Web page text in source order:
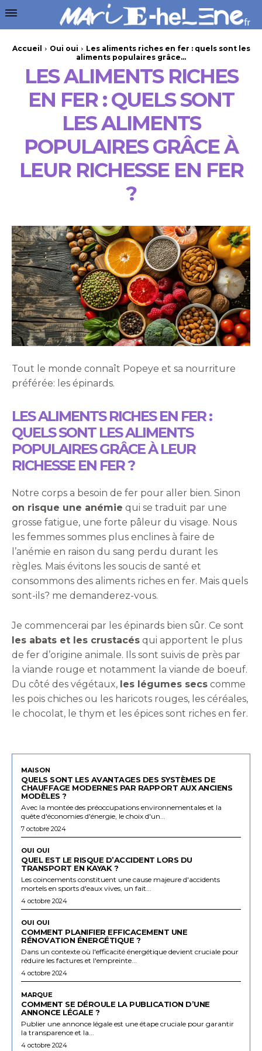
Accueil Oui oui
Les aliments riches en fer : quels sont les
aliments populaires grâce...
LES ALIMENTS RICHES
EN FER : QUELS SONT
LES ALIMENTS
POPULAIRES GRÂCE À
LEUR RICHESSE EN FER
?
Tout le monde connaît Popeye et sa nourriture
préférée: les épinards.
LES ALIMENTS RICHES EN FER :
QUELS SONT LES ALIMENTS
POPULAIRES GRÂCE À LEUR
RICHESSE EN FER ?
Notre corps a besoin de fer pour aller bien. Sinon
on risque une anémie qui se traduit par une
grosse fatigue, une forte pâleur du visage. Nous
les femmes sommes plus enclines à faire de
l’anémie en raison du sang perdu durant les
règles. Mais évitons les soucis de santé et
consommons des aliments riches en fer. Mais quels
sont-ils? me demanderez-vous.
Je commencerai par les épinards bien sûr. Ce sont
les abats et les crustacés qui apportent le plus
de fer d’origine animale. Ils sont suivis de près par
la viande rouge et notamment la viande de boeuf.
Du côté des végétaux, les légumes secs comme
les pois chiches ou les haricots rouges, les céréales,
le chocolat, le thym et les épices sont riches en fer.
MAISON
QUELS SONT LES AVANTAGES DES SYSTÈMES DE
CHAUFFAGE MODERNES PAR RAPPORT AUX ANCIENS
MODÈLES ?
Avec la montée des préoccupations environnementales et la
quête d'économies d'énergie, le choix d'un...
7 octobre 2024
OUI OUI
QUEL EST LE RISQUE D’ACCIDENT LORS DU
TRANSPORT EN KAYAK ?
Les coincements constituent une cause majeure d'accidents
mortels en sports d'eaux vives, un fait...
4 octobre 2024
OUI OUI
COMMENT PLANIFIER EFFICACEMENT UNE
RÉNOVATION ÉNERGÉTIQUE ?
Dans un contexte où l'efficacité énergétique devient cruciale pour
réduire les factures et l'empreinte...
4 octobre 2024
MARQUE
COMMENT SE DÉROULE LA PUBLICATION D’UNE
ANNONCE LÉGALE ?
Publier une annonce légale est une étape cruciale pour garantir
la transparence et la...
4 octobre 2024